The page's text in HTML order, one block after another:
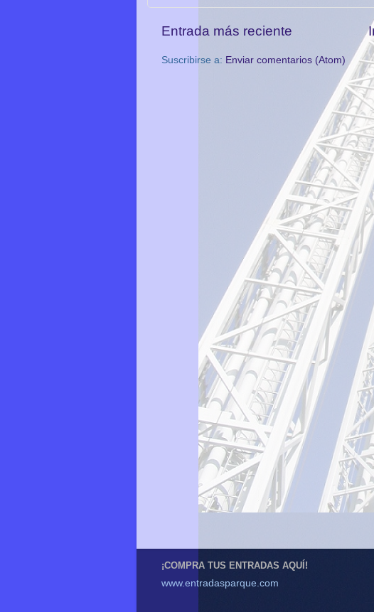
Entrada más reciente
Suscribirse a: Enviar comentarios (Atom)
¡COMPRA TUS ENTRADAS AQUÍ!
www.entradasparque.com